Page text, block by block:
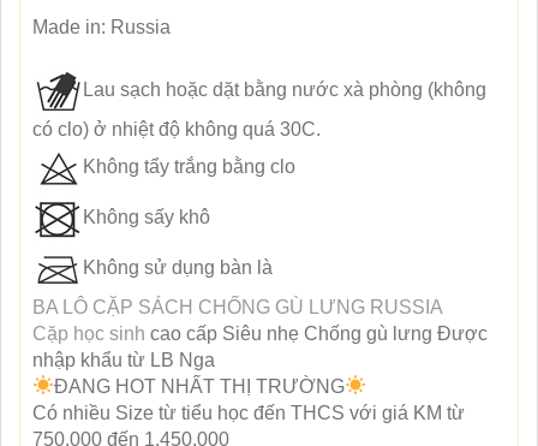
Made in: Russia
Lau sạch hoặc dặt bằng nước xà phòng (không
có clo) ở nhiệt độ không quá 30C.
Không tẩy trắng bằng clo
Không sấy khô
Không sử dụng bàn là
BA LÔ CẶP SÁCH CHỐNG GÙ LƯNG RUSSIA
Cặp học sinh cao cấp Siêu nhẹ Chống gù lưng Được
nhập khẩu từ LB Nga
ĐANG HOT NHẤT THỊ TRƯỜNG
Có nhiều Size từ tiểu học đến THCS với giá KM từ
750.000 đến 1.450.000